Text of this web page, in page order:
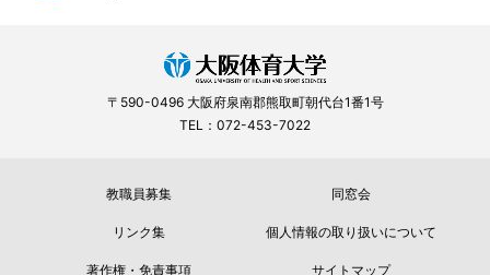
〒590-0496 大阪府泉南郡熊取町朝代台1番1号
TEL：072-453-7022
教職員募集
同窓会
リンク集
個人情報の取り扱いについて
著作権・免責事項
サイトマップ